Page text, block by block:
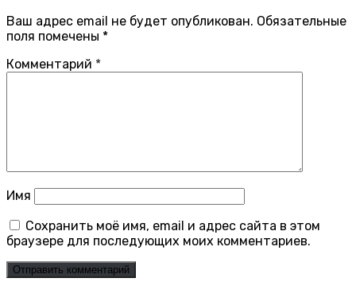
Ваш адрес email не будет опубликован. Обязательные
поля помечены *
Комментарий *
Имя
Сохранить моё имя, email и адрес сайта в этом
браузере для последующих моих комментариев.